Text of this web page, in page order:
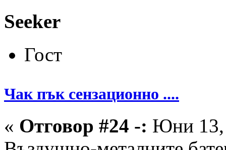
Seeker
Гост
Чак пък сензационно ....
« Отговор #24 -: Юни 13,